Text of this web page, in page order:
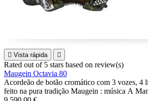
 Vista rápida 
Rated out of 5 stars based on review(s)
Maugein Octavia 80
Acordeão de botão cromático com 3 vozes, 4
feito na pura tradição Maugein : música A